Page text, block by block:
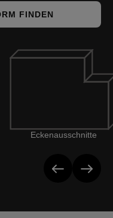
FINDEN
Eckenausschnitte